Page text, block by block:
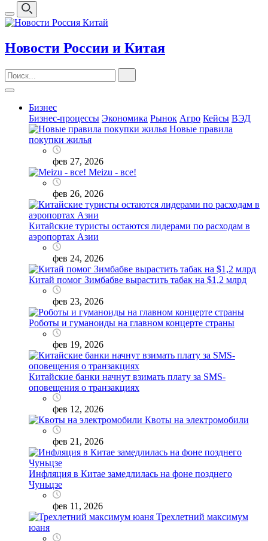
Новости России и Китая
Бизнес
Бизнес-процессы Экономика Рынок Агро Кейсы ВЭД
Новые правила
покупки жилья
фев 27, 2026
Meizu - все!
фев 26, 2026
Китайские туристы остаются лидерами по расходам в
аэропортах Азии
фев 24, 2026
Китай помог Зимбабве вырастить табак на $1,2 млрд
фев 23, 2026
Роботы и гуманоиды на главном концерте страны
фев 19, 2026
Китайские банки начнут взимать плату за SMS-
оповещения о транзакциях
фев 12, 2026
Квоты на электромобили
фев 21, 2026
Инфляция в Китае замедлилась на фоне позднего
Чуньцзе
фев 11, 2026
Трехлетний максимум
юаня